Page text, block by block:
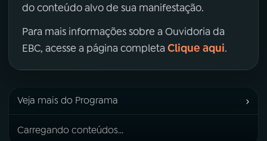
do conteúdo alvo de sua manifestação.
Para mais informações sobre a Ouvidoria da
EBC, acesse a página completa Clique aqui.
Veja mais do Programa ›
Carregando conteúdos...